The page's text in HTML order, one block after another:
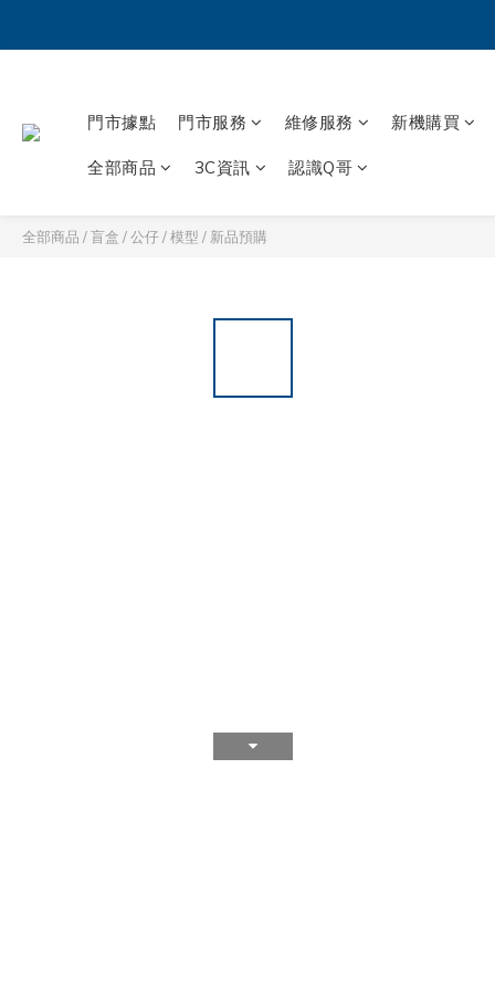
門市據點 門市服務 維修服務 新機購買
全部商品 3C資訊 認識Q哥
全部商品 /盲盒 / 公仔 / 模型 / 新品預購